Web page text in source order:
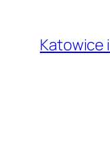
treści
Katowice